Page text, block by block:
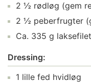
2 ½ rødløg (gem
2 ½ peberfrugter
Ca. 335 g laksefilet
Dressing:
1 lille fed hvidløg